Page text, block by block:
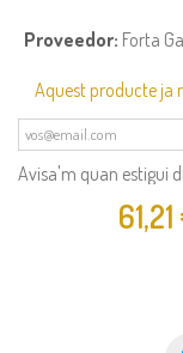
Proveedor: Forta
Aquest producte ja
Avisa'm quan estigui